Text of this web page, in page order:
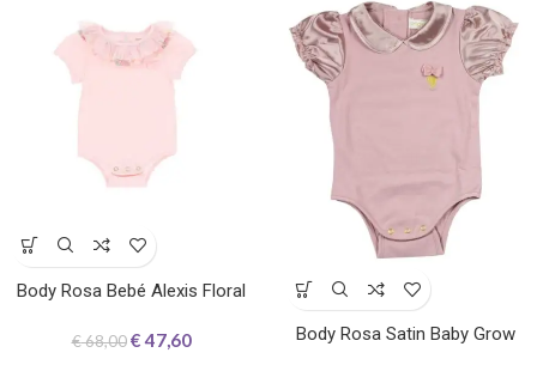
Body Rosa Bebé Alexis Floral
€68,00 €47,60 Body Rosa Satin Baby Grow